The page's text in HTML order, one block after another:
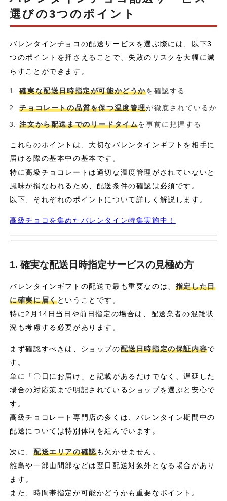
選びの3つのポイント
バレンタインチョコの配送サービスを選ぶ際には、以下3
つのポイントを押さえることで、失敗のリスクを大幅に減
らすことができます。
確実な配送日時指定が可能かどうかを確認する
チョコレートの品質を保つ温度管理が徹底されているか
注文から配送までのリードタイムを事前に把握する
これらのポイントは、大切なバレンタインギフトを相手に
届ける際の基本中の基本です。
特に高級チョコレートは適切な温度管理がされていないと
風味が損なわれるため、配送条件の確認は必須です。
以下、それぞれのポイントについて詳しく解説します。
高級チョコを集めたバレンタイン特集実施中！
1. 確実な配送日時指定サービスの見極め方
バレンタインギフトの配送で最も重要なのは、 指定した日
に確実に届くということです。
特に2月14日当日や前日指定の場合は、配送業者の混雑状
況も考慮する必要があります。
まず確認すべきは、ショップの配送日時指定の保証内容で
す。
単に「〇日にお届け」と記載があるだけでなく、遅延した
場合の対応策まで明記されているショップを選ぶと安心で
す。
高級チョコレート専門店の多くは、バレンタイン期間中の
配送については特別体制を組んでいます。
次に、 配送エリアの確認も欠かせません。
離島や一部山間部などは翌日配送対象外となる場合があり
ます。
また、時間帯指定が可能かどうかも重要なポイント。